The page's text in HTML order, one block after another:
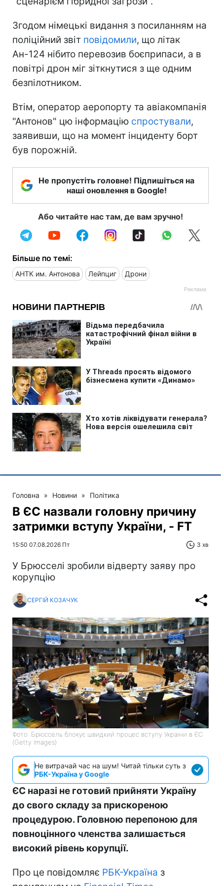
Згодом німецькі видання з посиланням на
поліційний звіт повідомили, що літак
Ан-124 нібито перевозив боєприпаси, а в
повітрі дрон міг зіткнутися з ще одним
безпілотником.
Втім, оператор аеропорту та авіакомпанія
"Антонов" цю інформацію спростували,
заявивши, що на момент інциденту борт
був порожній.
Не пропустіть головне! Підпишіться на
наші оновлення в Google!
Або читайте нас там, де вам зручно!
Більше по темі:
АНТК им. Антонова Лейпциг Дрони
Головна » Новини » Політика
В ЄС назвали головну причину
затримки вступу України, - FT
15:50 07.08.2026 Пт 3 хв
У Брюсселі зробили відверту заяву про
корупцію
СЕРГІЙ КОЗАЧУК
Фото: Брюссель блокує швидкий процес вступу України в ЄС
(Getty Images)
Не витрачай час на шум! Читай тільки суть з
РБК-Україна у Google
ЄС наразі не готовий прийняти Україну
до свого складу за прискореною
процедурою. Головною перепоною для
повноцінного членства залишається
високий рівень корупції.
Про це повідомляє РБК-Україна з